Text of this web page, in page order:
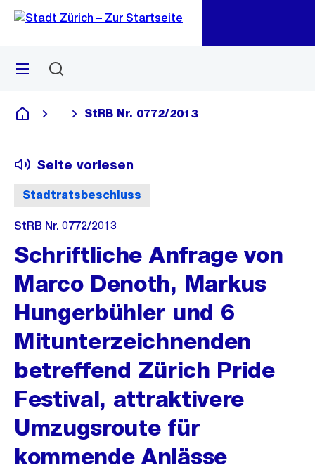
Navigation
Sprunglink
Menü
Deutsch
Blende alle Breadcrumbs ein
StRB Nr. 0772/2013
Stadtratsbeschluss
Seite vorlesen
StRB Nr. 0772/2013
Schriftliche Anfrage von
Marco Denoth, Markus
Hungerbühler und 6
Mitunterzeichnenden
betreffend Zürich Pride
Festival, attraktivere
Umzugsroute für
kommende Anlässe